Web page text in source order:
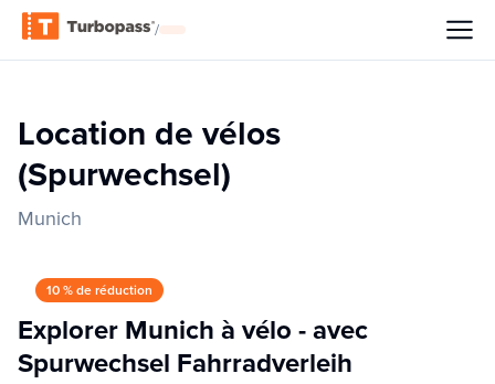
/
Location de vélos
(Spurwechsel)
Munich
10 % de réduction
Explorer Munich à vélo - avec
Spurwechsel Fahrradverleih